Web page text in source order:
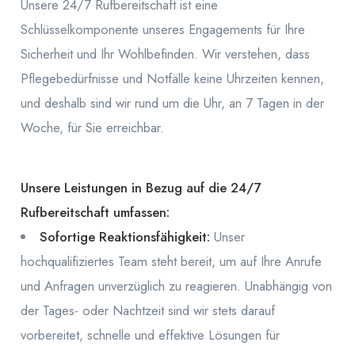
Unsere 24/7 Rufbereitschaft ist eine
Schlüsselkomponente unseres Engagements für Ihre
Sicherheit und Ihr Wohlbefinden. Wir verstehen, dass
Pflegebedürfnisse und Notfälle keine Uhrzeiten kennen,
und deshalb sind wir rund um die Uhr, an 7 Tagen in der
Woche, für Sie erreichbar.
Unsere Leistungen in Bezug auf die 24/7
Rufbereitschaft umfassen:
Sofortige Reaktionsfähigkeit: Unser
hochqualifiziertes Team steht bereit, um auf Ihre Anrufe
und Anfragen unverzüglich zu reagieren. Unabhängig von
der Tages- oder Nachtzeit sind wir stets darauf
vorbereitet, schnelle und effektive Lösungen für